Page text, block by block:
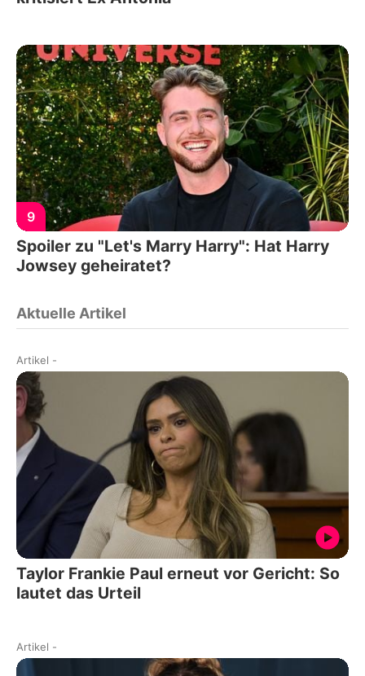
9
Spoiler zu "Let's Marry Harry": Hat Harry
Jowsey geheiratet?
Aktuelle Artikel
Artikel -
Taylor Frankie Paul erneut vor Gericht: So
lautet das Urteil
Artikel -